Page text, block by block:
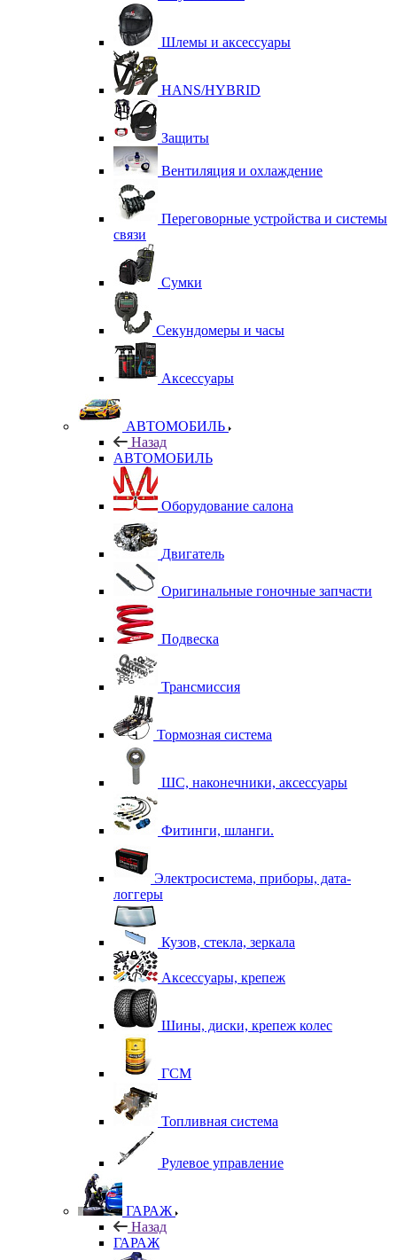
Шлемы и аксессуары
HANS/HYBRID
Защиты
Вентиляция и охлаждение
Переговорные устройства и системы
связи
Сумки
Секундомеры и часы
Аксессуары
АВТОМОБИЛЬ
Назад
АВТОМОБИЛЬ
Оборудование салона
Двигатель
Оригинальные гоночные запчасти
Подвеска
Трансмиссия
Тормозная система
ШС, наконечники, аксессуары
Фитинги, шланги.
Электросистема, приборы, дата-
логгеры
Кузов, стекла, зеркала
Аксессуары, крепеж
Шины, диски, крепеж колес
ГСМ
Топливная система
Рулевое управление
ГАРАЖ
Назад
ГАРАЖ